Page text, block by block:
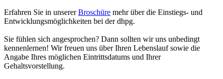
Erfahren Sie in unsererBroschüre mehr über die Einstiegs- und
Entwicklungsmöglichkeiten bei der dhpg.
Sie fühlen sich angesprochen? Dann sollten wir uns unbedingt
kennenlernen! Wir freuen uns über Ihren Lebenslauf sowie die
Angabe Ihres möglichen Eintrittsdatums und Ihrer
Gehaltsvorstellung.